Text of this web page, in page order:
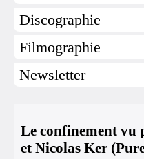
Discographie
Filmographie
Newsletter
Le confinement
et Nicolas Ker